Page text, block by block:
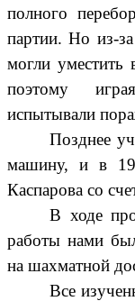
полного
партии. Но из-
могли
поэтому
испытывали
Позднее
машину, и в
Каспарова со
В ходе
работы нами
на шахматной
Все